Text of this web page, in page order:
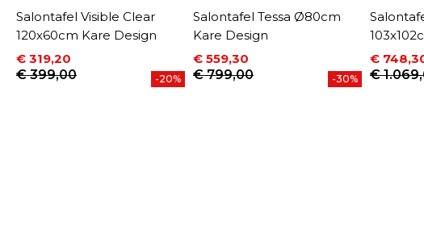
Salontafel Visible Clear
120x60cm Kare Design
Prijs
€ 319,20
Normale prijs
€ 399,00 -20%
Salontafel Tessa Ø80cm
Kare Design
Prijs
€ 559,30
Normale prijs
€ 799,00 -30% Prijs
€
€